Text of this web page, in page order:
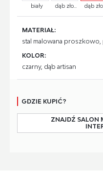
biały dąb zło... dąb zło...
MATERIAŁ:
stal malowana proszkowo,
KOLOR:
czarny, dąb artisan
GDZIE KUPIĆ?
ZNAJDŹ SALON